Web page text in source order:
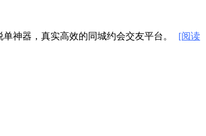
神器，真实高效的同城约会交友平台。
[阅读